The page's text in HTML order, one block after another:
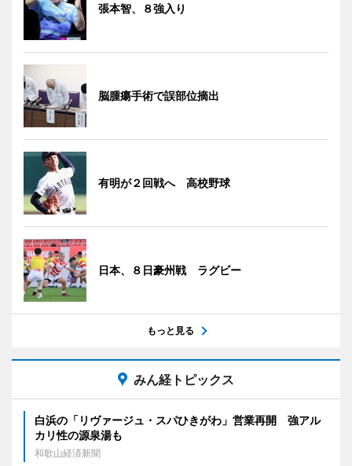
張本智、８強入り
脳腫瘍手術で誤部位摘出
有明が２回戦へ 高校野球
日本、８日豪州戦 ラグビー
もっと見る
みん経トピックス
白浜の「リヴァージュ・スパひきがわ」営業再開 強アル
カリ性の源泉湯も
和歌山経済新聞